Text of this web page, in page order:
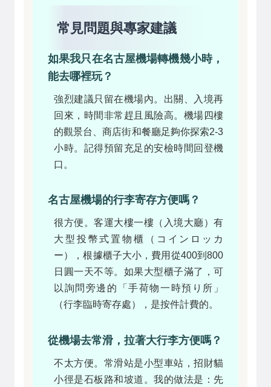
常見問題與專家建議
如果我只在名古屋機場轉機幾小時，
能去哪裡玩？
強烈建議只留在機場內。出關、入境再
回來，時間非常趕且風險高。機場四樓
的觀景台、商店街和餐廳足夠你探索2-3
小時。記得預留充足的安檢時間回登機
口。
名古屋機場的行李寄存方便嗎？
很方便。客運大樓一樓（入境大廳）有
大型投幣式置物櫃（コインロッカ
ー），根據櫃子大小，費用從400到800
日圓一天不等。如果大型櫃子滿了，可
以詢問旁邊的「手荷物一時預り所」
（行李臨時寄存處），是按件計費的。
從機場去常滑，拉著大行李方便嗎？
不太方便。常滑站是小型車站，招財貓
小徑是石板路和坡道。我的做法是：先